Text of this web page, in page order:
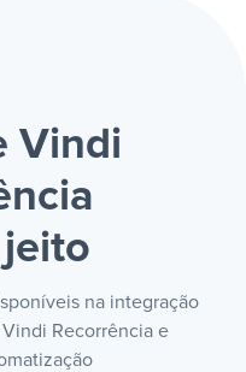
Vindi
na integração
Recorrência e